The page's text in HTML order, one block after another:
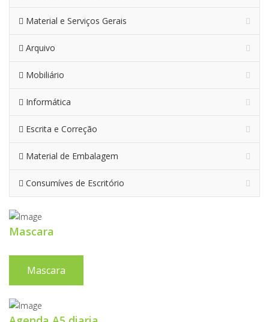
Material e Serviços Gerais
Arquivo
Mobiliário
Informática
Escrita e Correção
Material de Embalagem
Consumíves de Escritório
Mascara
Mascara